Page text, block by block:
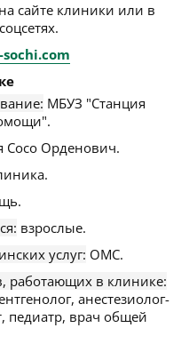
сайте клиники или в
МБУЗ "Станция
Сосо Орденович.
взрослые.
услуг: ОМС.
работающих в клинике:
анестезиолог-
педиатр, врач общей